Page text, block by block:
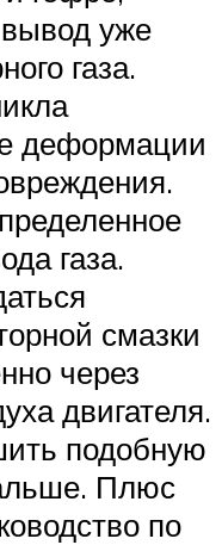
уже
газа.
деформации
газа.
смазки
через
двигателя.
подобную
Плюс
по